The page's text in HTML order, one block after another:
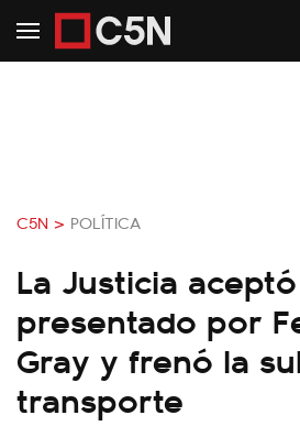
C5N > POLÍTICA
La Justicia
presentado por
Gray y frenó la
transporte